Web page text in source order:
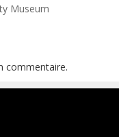
Museum
commentaire.